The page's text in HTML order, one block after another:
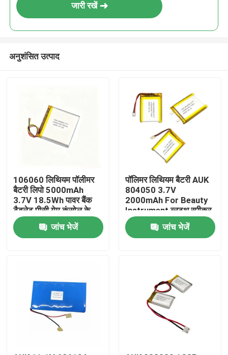
वीडियो
जारी रखें
अनुशंसित उत्पाद
106060 लिथियम पॉलीमर
बैटरी लिपो 5000mAh
3.7V 18.5Wh पावर बैंक
टैबलेट पीसी गेम कंसोल के
लिए UN38.3 के साथ
जांच भेजें
पॉलिमर लिथियम बैटरी AUK
804050 3.7V
2000mAh For Beauty
Instrument ब्लूटूथ स्पीकर
स्मार्ट लॉक हैंड वार्मर
UN38.3 IEC62133 के
साथ
जांच भेजें